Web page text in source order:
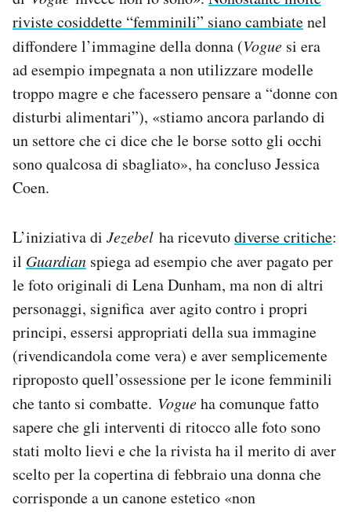
riviste cosiddette “femminili” siano cambiatenel
diffondere l’immagine della donna (Vogue si era
ad esempio impegnata a non utilizzare modelle
troppo magre e che facessero pensare a “donne con
disturbi alimentari”), «stiamo ancora parlando di
un settore che ci dice che le borse sotto gli occhi
sono qualcosa di sbagliato», ha concluso Jessica
Coen.
L’iniziativa di Jezebel ha ricevutodiverse critiche:
il Guardian spiega ad esempio che aver pagato per
le foto originali di Lena Dunham, ma non di altri
personaggi, significa aver agito contro i propri
principi, essersi appropriati della sua immagine
(rivendicandola come vera) e aver semplicemente
riproposto quell’ossessione per le icone femminili
che tanto si combatte. Vogueha comunque fatto
sapere che gli interventi di ritocco alle foto sono
stati molto lievi e che la rivista ha il merito di aver
scelto per la copertina di febbraio una donna che
corrisponde a un canone estetico «non